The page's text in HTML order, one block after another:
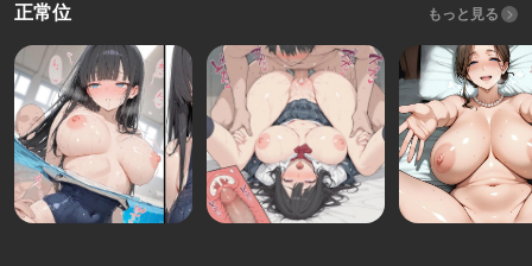
正常位 もっと見る